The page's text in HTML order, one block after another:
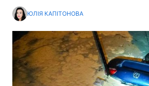
ЮЛІЯ КАПІТОНОВА